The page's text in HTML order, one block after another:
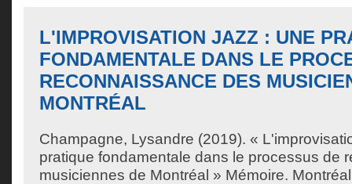
L'IMPROVISATION JAZZ : UNE
FONDAMENTALE DANS LE
RECONNAISSANCE DES
MONTRÉAL
Champagne, Lysandre (2019). «
pratique fondamentale dans le processus de
musiciennes de Montréal » Mémoire.